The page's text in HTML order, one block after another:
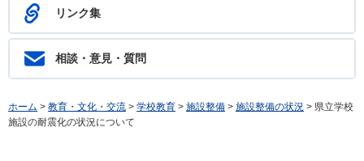
リンク集
相談・意見・質問
ホーム > 教育・文化・交流 > 学校教育 > 施設整備 > 施設整備の状況 > 県立学校
施設の耐震化の状況について